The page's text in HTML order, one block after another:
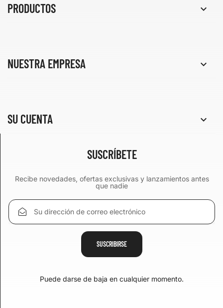
PRODUCTOS 
NUESTRA EMPRESA 
SU CUENTA 
SUSCRÍBETE
Recibe novedades, ofertas exclusivas y lanzamientos antes
que nadie
Puede darse de baja en cualquier momento.